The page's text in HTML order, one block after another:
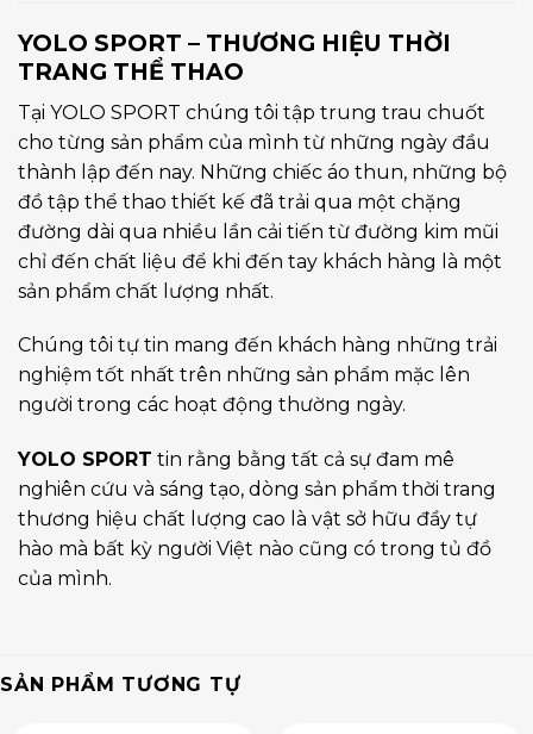
YOLO SPORT – THƯƠNG HIỆU THỜI
TRANG THỂ THAO
Tại YOLO SPORT chúng tôi tập trung trau chuốt
cho từng sản phẩm của mình từ những ngày đầu
thành lập đến nay. Những chiếc áo thun, những bộ
đồ tập thể thao thiết kế đã trải qua một chặng
đường dài qua nhiều lần cải tiến từ đường kim mũi
chỉ đến chất liệu để khi đến tay khách hàng là một
sản phẩm chất lượng nhất.
Chúng tôi tự tin mang đến khách hàng những trải
nghiệm tốt nhất trên những sản phẩm mặc lên
người trong các hoạt động thường ngày.
YOLO SPORT tin rằng bằng tất cả sự đam mê
nghiên cứu và sáng tạo, dòng sản phẩm thời trang
thương hiệu chất lượng cao là vật sở hữu đầy tự
hào mà bất kỳ người Việt nào cũng có trong tủ đồ
của mình.
SẢN PHẨM TƯƠNG TỰ